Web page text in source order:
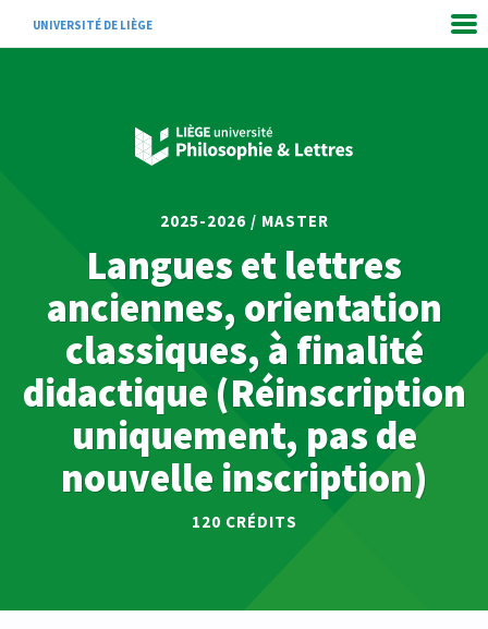
UNIVERSITÉ DE LIÈGE
2025-2026 / MASTER
Langues et lettres
anciennes, orientation
classiques, à finalité
didactique (Réinscription
uniquement, pas de
nouvelle inscription)
120 CRÉDITS